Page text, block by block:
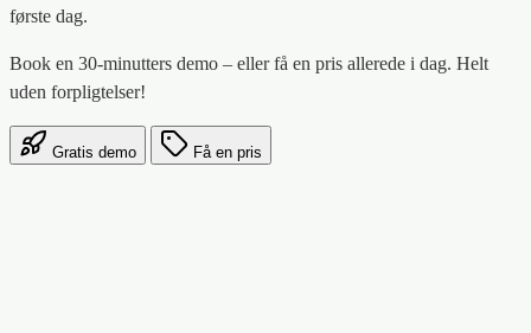
første dag.
Book en 30-minutters demo – eller få en pris allerede i dag. Helt
uden forpligtelser!
Gratis demo Få en pris